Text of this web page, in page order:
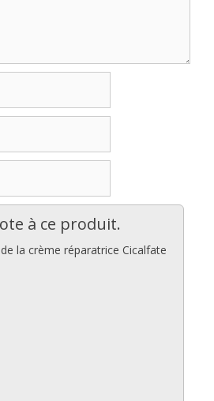
à ce produit.
la crème réparatrice Cicalfate